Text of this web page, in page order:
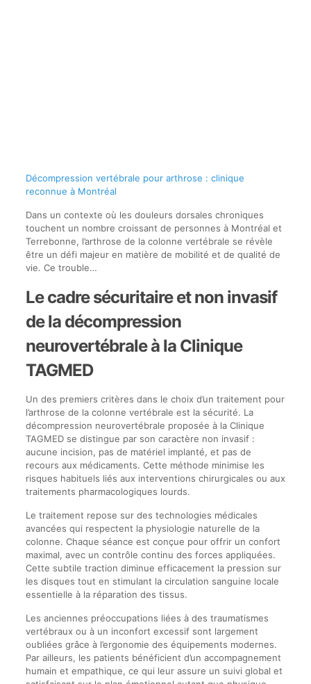
Décompression vertébrale pour arthrose : clinique
reconnue à Montréal
Dans un contexte où les douleurs dorsales chroniques
touchent un nombre croissant de personnes à Montréal et
Terrebonne, l’arthrose de la colonne vertébrale se révèle
être un défi majeur en matière de mobilité et de qualité de
vie. Ce trouble…
Le cadre sécuritaire et non invasif
de la décompression
neurovertébrale à la Clinique
TAGMED
Un des premiers critères dans le choix d’un traitement pour
l’arthrose de la colonne vertébrale est la sécurité. La
décompression neurovertébrale proposée à la Clinique
TAGMED se distingue par son caractère non invasif :
aucune incision, pas de matériel implanté, et pas de
recours aux médicaments. Cette méthode minimise les
risques habituels liés aux interventions chirurgicales ou aux
traitements pharmacologiques lourds.
Le traitement repose sur des technologies médicales
avancées qui respectent la physiologie naturelle de la
colonne. Chaque séance est conçue pour offrir un confort
maximal, avec un contrôle continu des forces appliquées.
Cette subtile traction diminue efficacement la pression sur
les disques tout en stimulant la circulation sanguine locale
essentielle à la réparation des tissus.
Les anciennes préoccupations liées à des traumatismes
vertébraux ou à un inconfort excessif sont largement
oubliées grâce à l’ergonomie des équipements modernes.
Par ailleurs, les patients bénéficient d’un accompagnement
humain et empathique, ce qui leur assure un suivi global et